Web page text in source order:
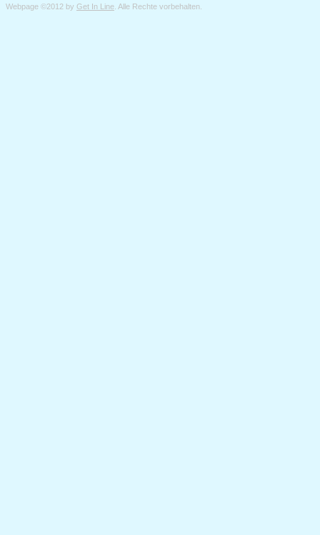
Webpage ©2012 by Get In Line . Alle Rechte vorbehalten.